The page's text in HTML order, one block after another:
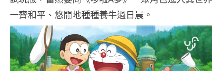
一齊和平、悠閒地種種養牛過日晨。